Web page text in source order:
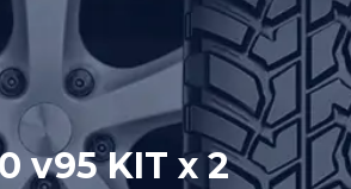
v95 KIT x 2